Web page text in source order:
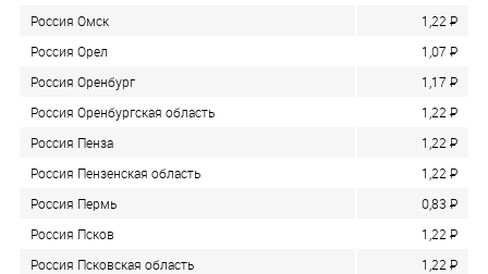
Россия Омск
1,22 P
Россия Орел
1,07 P
Россия Оренбург
1,17 P
Россия Оренбургская область
1,22 P
Россия Пенза
1,22 P
Россия Пензенская область
1,22 P
Россия Пермь
0,83 P
Россия Псков
1,22 P
Россия Псковская область
1,22 P